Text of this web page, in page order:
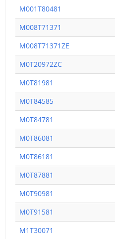
M001T80481
M008T71371
M008T71371ZE
M0T20972ZC
M0T81981
M0T84585
M0T84781
M0T86081
M0T86181
M0T87881
M0T90981
M0T91581
M1T30071